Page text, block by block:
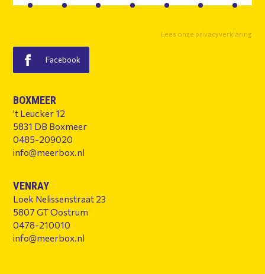
Facebook
BOXMEER
’t Leucker 12
5831 DB Boxmeer
0485-209020
info@meerbox.nl
VENRAY
Loek Nelissenstraat 23
5807 GT Oostrum
0478-210010
info@meerbox.nl
Lees onze privacyverklaring